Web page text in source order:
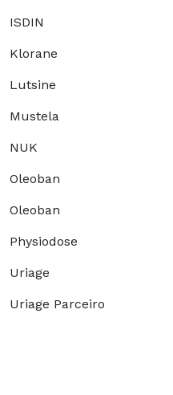
ISDIN
Klorane
Lutsine
Mustela
NUK
Oleoban
Oleoban
Physiodose
Uriage
Uriage Parceiro